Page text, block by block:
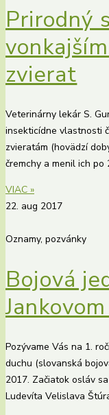
Prirodný
zvierat
Veterinárny lekár S.
insekticídne vlastnosti
zvieratám (hovädzí
čremchy a menil ich po
VIAC »
22. aug 2017
Oznamy, pozvánky
Bojová
Pozývame Vás na 1.
duchu (slovanská
2017. Začiatok osláv
Ludevíta Velislava